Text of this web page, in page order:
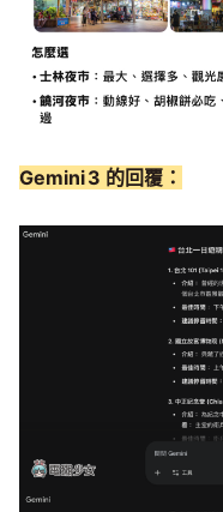
Gemini 3 的回覆：